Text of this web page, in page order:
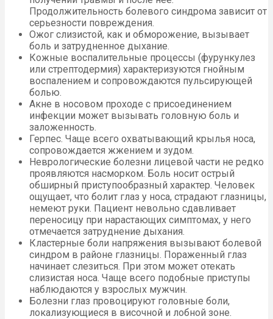
Продолжительность болевого синдрома зависит от
серьезности повреждения.
Ожог слизистой, как и обморожение, вызывает
боль и затрудненное дыхание.
Кожные воспалительные процессы (фурункулез
или стрептодермия) характеризуются гнойным
воспалением и сопровождаются пульсирующей
болью.
Акне в носовом проходе с присоединением
инфекции может вызывать головную боль и
заложенность.
Герпес. Чаще всего охватывающий крылья носа,
сопровождается жжением и зудом.
Неврологические болезни лицевой части не редко
проявляются насморком. Боль носит острый
обширный приступообразный характер. Человек
ощущает, что болит глаз у носа, страдают глазницы,
немеют руки. Пациент невольно сдавливает
переносицу при нарастающих симптомах, у него
отмечается затруднение дыхания.
Кластерные боли напряжения вызывают болевой
синдром в районе глазницы. Пораженный глаз
начинает слезиться. При этом может отекать
слизистая носа. Чаще всего подобные приступы
наблюдаются у взрослых мужчин.
Болезни глаз провоцируют головные боли,
локализующиеся в височной и лобной зоне.